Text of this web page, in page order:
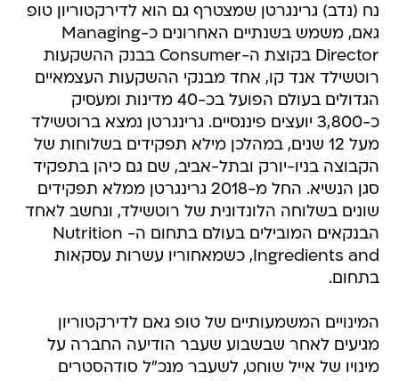
נח (נדב) גרינגרטן שמצטרף גם הוא לדירקטוריון טופ
גאם, משמש בשנתיים האחרונים כ-Managing
Director בקוצת ה-Consumer בבנק ההשקעות
רוטשילד אנד קו, אחד מבנקי ההשקעות העצמאיים
הגדולים בעולם הפועל בכ-40 מדינות ומעסיק
כ-3,800 יועצים פיננסיים. גרינגרטן נמצא ברוטשילד
מעל 12 שנים, במהלכן מילא תפקידים בשלוחות של
הקבוצה בניו-יורק ובתל-אביב, שם גם כיהן בתפקיד
סגן הנשיא. החל מ-2018 גרינגרטן ממלא תפקידים
שונים בשלוחה הלונדונית של רוטשילד, ונחשב לאחד
הבנקאים המובילים בעולם בתחום ה- Nutrition
Ingredients and, כשמאחוריו עשרות עסקאות
בתחום.
המינויים המשמעותיים של טופ גאם לדירקטוריון
מגיעים לאחר שבשבוע שעבר הודיעה החברה על
מינויו של אייל שוחט, לשעבר מנכ"ל סודהסטרים